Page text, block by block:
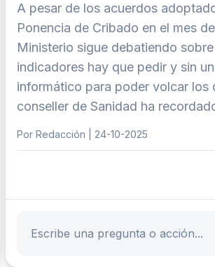
A pesar de los acuerdos
Ponencia de Cribado en el mes
Ministerio sigue debatiendo
indicadores hay que pedir y sin
informático para poder volcar los
conseller de Sanidad ha
Por Redacción | 24-10-2025
Escribe tu pregunta